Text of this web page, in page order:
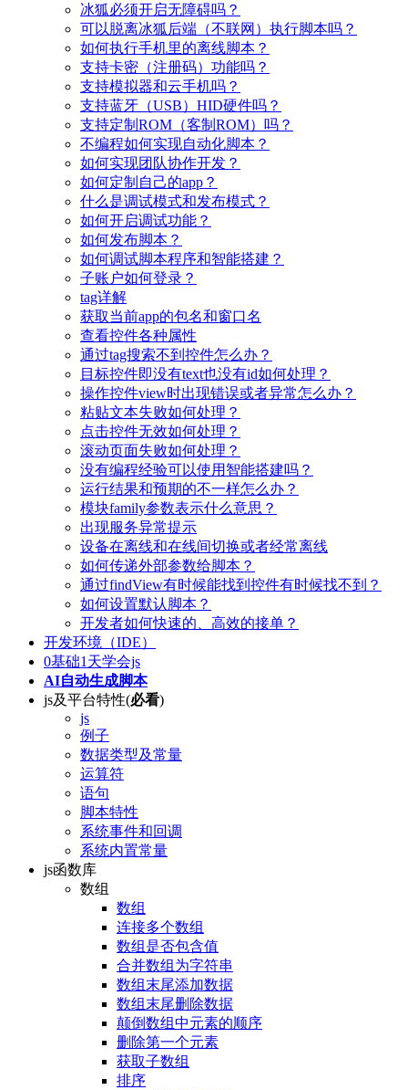
冰狐必须开启无障碍吗？
可以脱离冰狐后端（不联网）执行脚本吗？
如何执行手机里的离线脚本？
支持卡密（注册码）功能吗？
支持模拟器和云手机吗？
支持蓝牙（USB）HID硬件吗？
支持定制ROM（客制ROM）吗？
不编程如何实现自动化脚本？
如何实现团队协作开发？
如何定制自己的app？
什么是调试模式和发布模式？
如何开启调试功能？
如何发布脚本？
如何调试脚本程序和智能搭建？
子账户如何登录？
tag详解
获取当前app的包名和窗口名
查看控件各种属性
通过tag搜索不到控件怎么办？
目标控件即没有text也没有id如何处理？
操作控件view时出现错误或者异常怎么办？
粘贴文本失败如何处理？
点击控件无效如何处理？
滚动页面失败如何处理？
没有编程经验可以使用智能搭建吗？
运行结果和预期的不一样怎么办？
模块family参数表示什么意思？
出现服务异常提示
设备在离线和在线间切换或者经常离线
如何传递外部参数给脚本？
通过findView有时候能找到控件有时候找不到？
如何设置默认脚本？
开发者如何快速的、高效的接单？
开发环境（IDE）
0基础1天学会js
AI自动生成脚本
js及平台特性(必看)
js
例子
数据类型及常量
运算符
语句
脚本特性
系统事件和回调
系统内置常量
js函数库
数组
数组
连接多个数组
数组是否包含值
合并数组为字符串
数组末尾添加数据
数组末尾删除数据
颠倒数组中元素的顺序
删除第一个元素
获取子数组
排序